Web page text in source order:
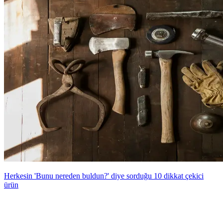
Herkesin 'Bunu nereden buldun?' diye sorduğu 10 dikkat çekici
ürün